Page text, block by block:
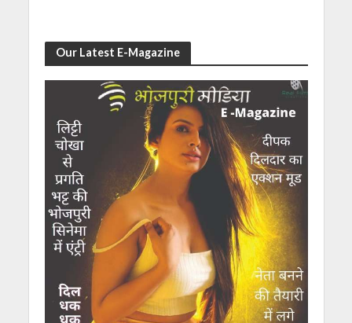
Our Latest E-Magazine